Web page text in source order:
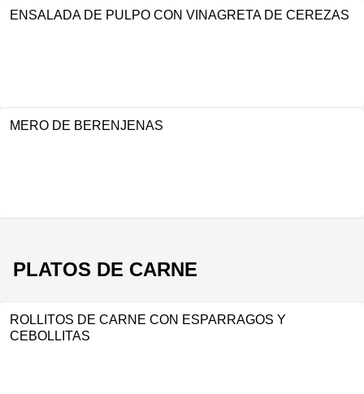
ENSALADA DE PULPO CON VINAGRETA DE CEREZAS
MERO DE BERENJENAS
PLATOS DE CARNE
ROLLITOS DE CARNE CON ESPARRAGOS Y
CEBOLLITAS